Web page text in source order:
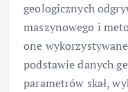
geologicznych
maszynowego i
one
podstawie danych
parametrów skał,